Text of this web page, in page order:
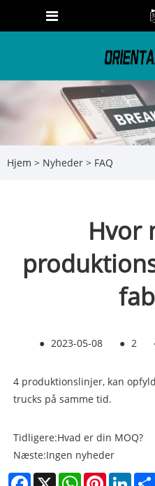
Hjem > Nyheder > FAQ
Hvor
● 2023-05-08 ● 2
4 produktionslinjer, kan
trucks på samme tid.
Tidligere:Hvad er din MOQ?
Næste:Ingen nyheder
Facebook
X WhatsAppPinterest